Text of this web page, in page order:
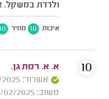
ולרדת במשקל.
איכות 10 מחיר 10
א. א. רמת גן.
אשרור: 15/04/2025
משוב: 13/02/2025
10